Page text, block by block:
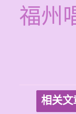
福州
相关文